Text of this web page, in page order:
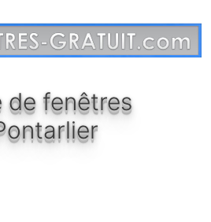
de fenêtres